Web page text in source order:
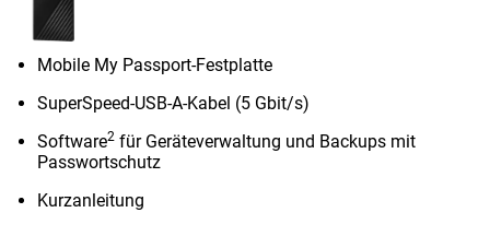
Mobile My Passport-Festplatte
SuperSpeed-USB-A-Kabel (5 Gbit/s)
Software2 für Geräteverwaltung und Backups mit
Passwortschutz
Kurzanleitung